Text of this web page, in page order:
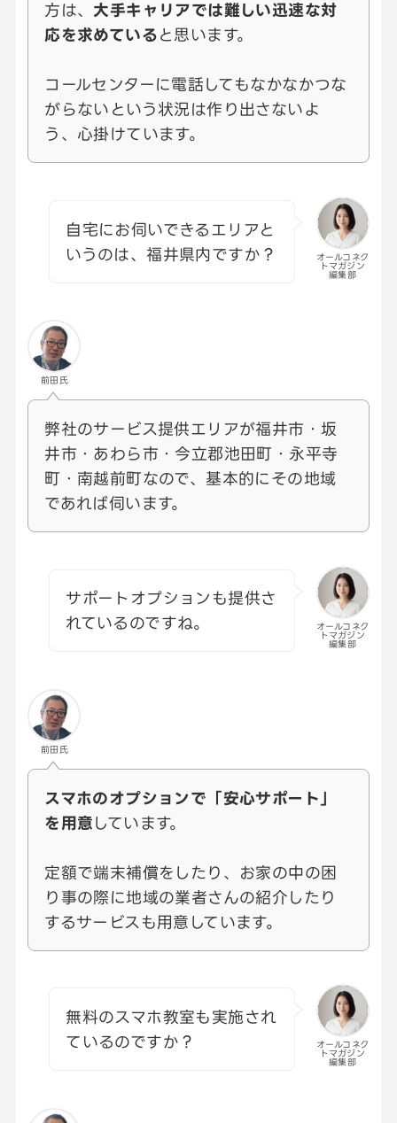
方は、 大手キャリアでは難しい迅速な対
応を求めている と思います。
コールセンターに電話してもなかなかつな
がらないという状況は作り出さないよ
う、心掛けています。
オールコネク
トマガジン
編集部
自宅にお伺いできるエリアと
いうのは、福井県内ですか？
前田氏
弊社のサービス提供エリアが福井市・坂
井市・あわら市・今立郡池田町・永平寺
町・南越前町なので、基本的にその地域
であれば伺います。
オールコネク
トマガジン
編集部
サポートオプションも提供さ
れているのですね。
前田氏
スマホのオプションで「安心サポート」
を用意 しています。
定額で端末補償をしたり、お家の中の困
り事の際に地域の業者さんの紹介したり
するサービスも用意しています。
オールコネク
トマガジン
編集部
無料のスマホ教室も実施され
ているのですか？